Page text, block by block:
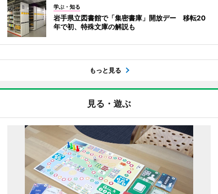
学ぶ・知る
岩手県立図書館で「集密書庫」開放デー 移転20
年で初、特殊文庫の解説も
もっと見る
見る・遊ぶ